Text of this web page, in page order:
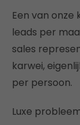
Een van
leads per
sales
karwei,
per persoon.
Luxe